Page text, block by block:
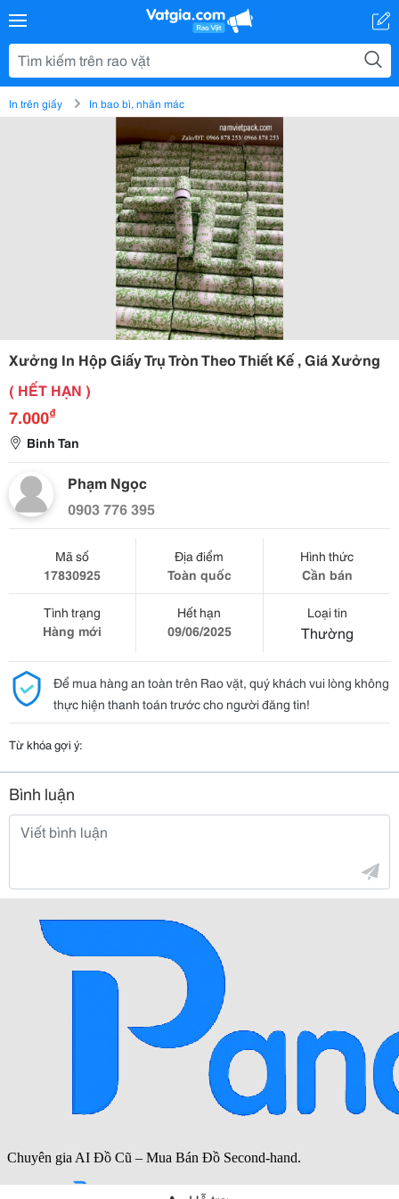
In trên giấy In bao bì, nhãn mác
Xưởng In Hộp Giấy Trụ Tròn Theo Thiết Kế , Giá Xưởng
( HẾT HẠN )
7.000₫
Binh Tan
Phạm Ngọc
0903 776 395
Mã số
17830925
Địa điểm
Toàn quốc
Hình thức
Cần bán
Tình trạng
Hàng mới
Hết hạn
09/06/2025
Loại tin
Thường
Để mua hàng an toàn trên Rao vặt, quý khách vui lòng không
thực hiện thanh toán trước cho người đăng tin!
Từ khóa gợi ý:
Bình luận